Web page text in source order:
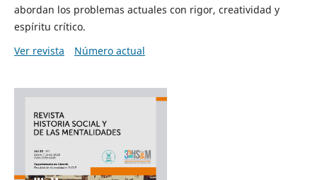
abordan los problemas actuales con rigor, creatividad y
espíritu crítico.
Ver revista
Número actual